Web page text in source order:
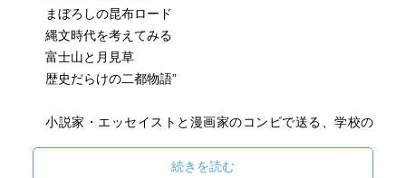
まぼろしの昆布ロード
縄文時代を考えてみる
富士山と月見草
歴史だらけの二都物語”
小説家・エッセイストと漫画家のコンビで送る、学校の
で習ったようなことを、より面白く教えてくれる一冊。
続きを読む